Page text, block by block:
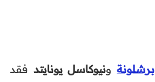
برشلونةونيوكاسل يونايتد فقد